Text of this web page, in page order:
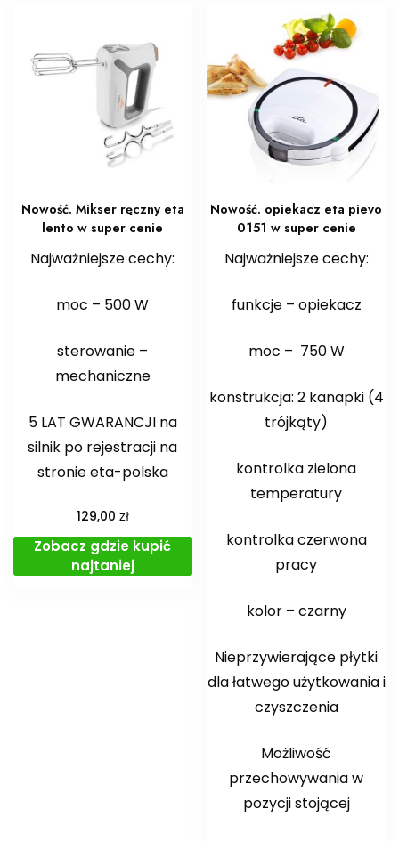
Nowość. Mikser ręczny eta
lento w super cenie
Najważniejsze cechy:
moc – 500 W
sterowanie –
mechaniczne
5 LAT GWARANCJI na
silnik po rejestracji na
stronie eta-polska
129,00 zł
Zobacz gdzie kupić
najtaniej
Nowość. opiekacz eta pievo
0151 w super cenie
Najważniejsze cechy:
funkcje – opiekacz
moc – 750 W
konstrukcja: 2 kanapki (4
trójkąty)
kontrolka zielona
temperatury
kontrolka czerwona
pracy
kolor – czarny
Nieprzywierające płytki
dla łatwego użytkowania i
czyszczenia
Możliwość
przechowywania w
pozycji stojącej